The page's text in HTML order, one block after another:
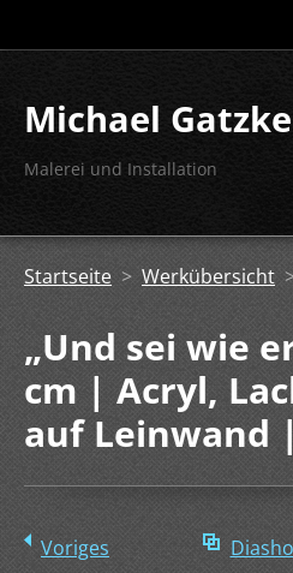
Michael Gatzke
Malerei und Installation
Startseite > Werkübersicht
„Und sei wie
cm | Acryl,
auf Leinwand
Voriges